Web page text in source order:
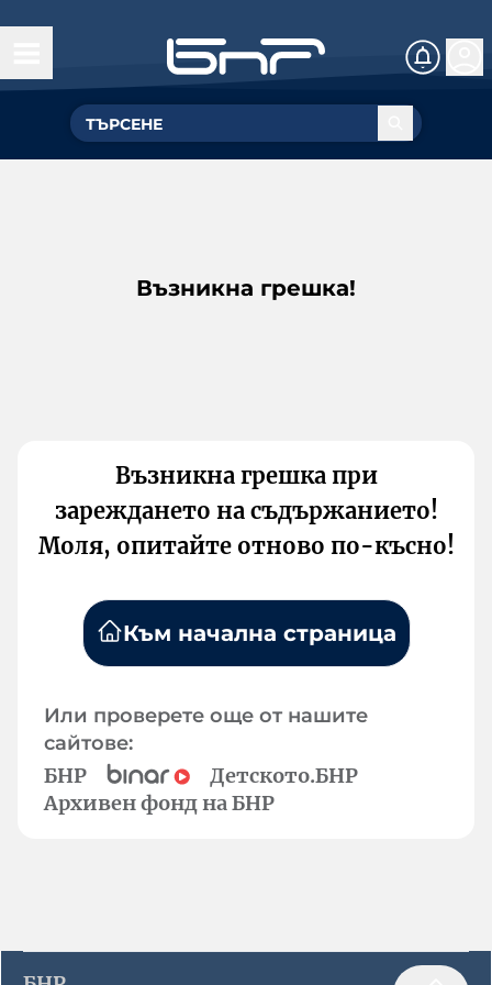
Възникна грешка!
Възникна грешка при
зареждането на съдържанието!
Моля, опитайте отново по-късно!
Към начална страница
Или проверете още от нашите
сайтове:
БНР
Детското.БНР
Архивен фонд на БНР